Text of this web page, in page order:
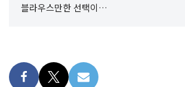
블라우스만한 선택이…